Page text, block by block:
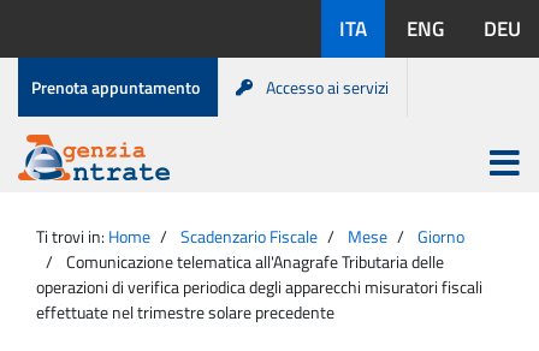
contenuto
disponibili:
ITA ENG DEU
Menu
di
servizio
Prenota appuntamento Accesso ai servizi
Agenzia
Entrate
Apri
menu
principale
Ti trovi in: Home Scadenzario Fiscale Mese
Giorno
Comunicazione telematica all'Anagrafe Tributaria delle
operazioni di verifica periodica degli apparecchi misuratori fiscali
effettuate nel trimestre solare precedente